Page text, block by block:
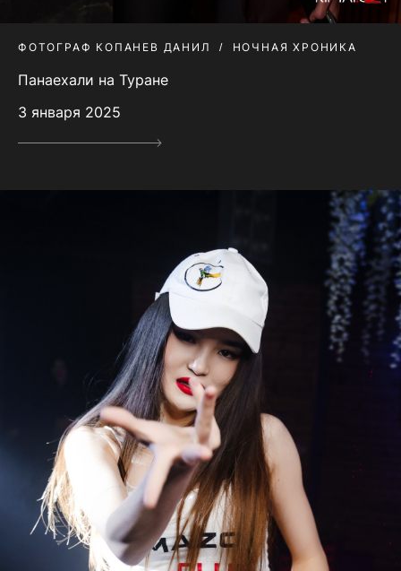
ФОТОГРАФ КОПАНЕВ ДАНИЛ НОЧНАЯ ХРОНИКА
Панаехали на Туране
3 января 2025